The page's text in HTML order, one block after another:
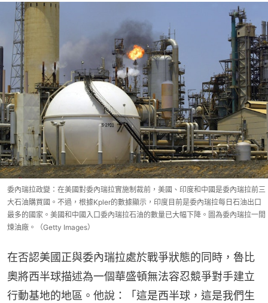
委內瑞拉政變：在美國對委內瑞拉實施制裁前，美國、印度和中國是委內瑞拉前三
大石油購買國。不過，根據Kpler的數據顯示，印度目前是委內瑞拉每日石油出口
最多的國家。美國和中國入口委內瑞拉石油的數量已大幅下降。圖為委內瑞拉一間
煉油廠。（Getty Images）
在否認美國正與委內瑞拉處於戰爭狀態的同時，魯比
奧將西半球描述為一個華盛頓無法容忍競爭對手建立
行動基地的地區。他說：「這是西半球，這是我們生